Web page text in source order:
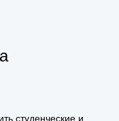
студенческие и